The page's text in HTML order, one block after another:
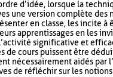
d’idée, lorsque la
une version complète des
en classe, les incite
apprentissages en les
significative et
de cours puissent être
nécessairement aidés par
de réfléchir sur les